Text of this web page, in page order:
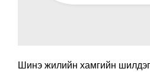
Шинэ жилийн хамгийн шилдэг